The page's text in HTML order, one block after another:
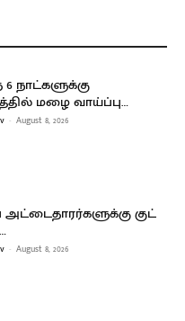
நாட்களுக்கு
மழை வாய்ப்பு…
- August 8, 2026
அட்டைதாரர்களுக்கு குட்
- August 8, 2026